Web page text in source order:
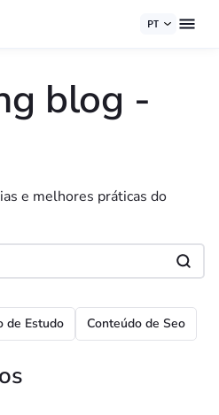
PT
blog -
e melhores práticas do
de Estudo Conteúdo de Seo